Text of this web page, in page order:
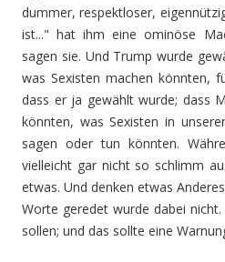
dummer, respektloser,
ist..." hat ihm eine ominöse
sagen sie. Und Trump wurde
was Sexisten machen könnten,
dass er ja gewählt wurde; dass
könnten, was Sexisten in
sagen oder tun könnten.
vielleicht gar nicht so schlimm
etwas. Und denken etwas
Worte geredet wurde dabei
sollen; und das sollte eine